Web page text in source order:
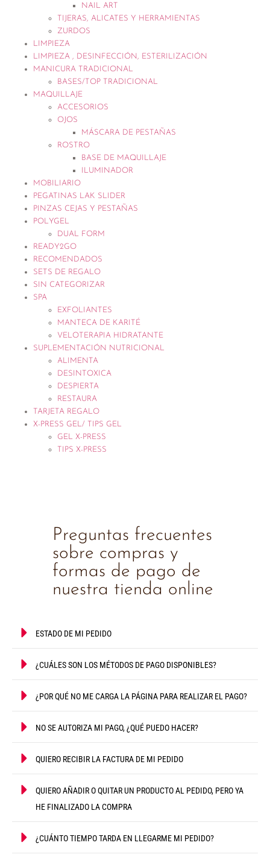
NAIL ART
TIJERAS, ALICATES Y HERRAMIENTAS
ZURDOS
LIMPIEZA
LIMPIEZA , DESINFECCIÓN, ESTERILIZACIÓN
MANICURA TRADICIONAL
BASES/TOP TRADICIONAL
MAQUILLAJE
ACCESORIOS
OJOS
MÁSCARA DE PESTAÑAS
ROSTRO
BASE DE MAQUILLAJE
ILUMINADOR
MOBILIARIO
PEGATINAS LAK SLIDER
PINZAS CEJAS Y PESTAÑAS
POLYGEL
DUAL FORM
READY2GO
RECOMENDADOS
SETS DE REGALO
SIN CATEGORIZAR
SPA
EXFOLIANTES
MANTECA DE KARITÉ
VELOTERAPIA HIDRATANTE
SUPLEMENTACIÓN NUTRICIONAL
ALIMENTA
DESINTOXICA
DESPIERTA
RESTAURA
TARJETA REGALO
X-PRESS GEL/ TIPS GEL
GEL X-PRESS
TIPS X-PRESS
Preguntas frecuentes
sobre compras y
formas de pago de
nuestra tienda online
ESTADO DE MI PEDIDO
¿CUÁLES SON LOS MÉTODOS DE PAGO DISPONIBLES?
¿POR QUÉ NO ME CARGA LA PÁGINA PARA REALIZAR EL PAGO?
NO SE AUTORIZA MI PAGO, ¿QUÉ PUEDO HACER?
QUIERO RECIBIR LA FACTURA DE MI PEDIDO
QUIERO AÑADIR O QUITAR UN PRODUCTO AL PEDIDO, PERO YA
HE FINALIZADO LA COMPRA
¿CUÁNTO TIEMPO TARDA EN LLEGARME MI PEDIDO?